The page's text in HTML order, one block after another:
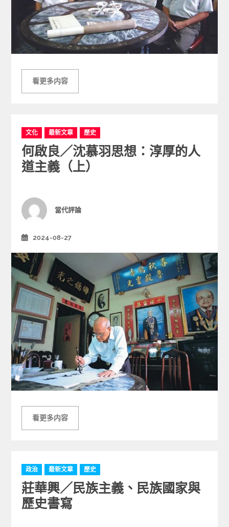
看更多内容
C
a
t
e
g
i
e
文化 最新文章 歷史
何啟良／沈慕羽思想：淳厚的人
道主義（上）
Author
當代評論
2024-08-27
看更多内容
C
a
t
e
g
政治 最新文章 歷史
莊華興／民族主義、民族國家與
歷史書寫